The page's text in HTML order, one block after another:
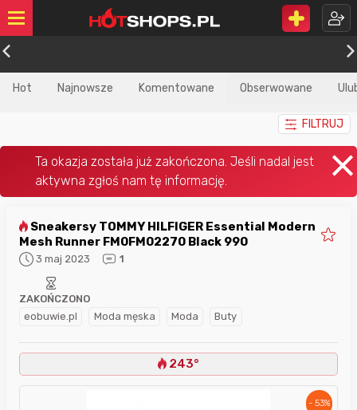
Hot Najnowsze Komentowane Obserwowane
FILTRUJ
Mesh Runner FM0FM02270 Black 990
3 maj 2023 1
eobuwie.pl Moda męska Moda Buty
ZAKOŃCZONO
243°
- 53%